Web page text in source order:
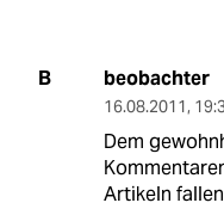
B beobachter
16.08.2011,
Dem
Artikeln